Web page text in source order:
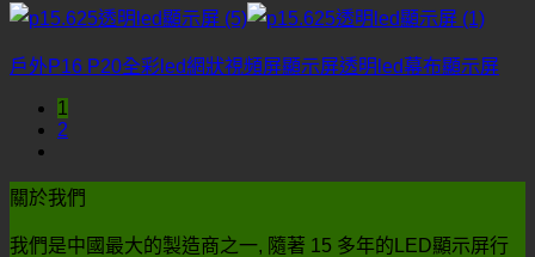
戶外P16 P20全彩led網狀視頻屏顯示屏透明led幕布顯示屏
1
2
關於我們
我們是中國最大的製造商之一, 隨著 15 多年的LED顯示屏行